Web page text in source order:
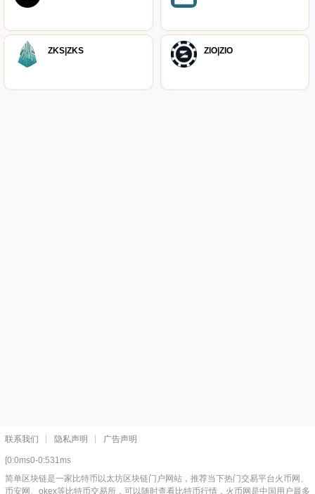
ZKS|ZKS ZIO|ZIO
联系我们 隐私声明 广告声明
[0:0ms0-0:531ms
简单区块链是一家比特币以太坊区块链门户网站，推荐当下热门交易平台火币网、
币安网、okex等比特币交易所，可以随时查看比特币行情，火币网是中国用户最多